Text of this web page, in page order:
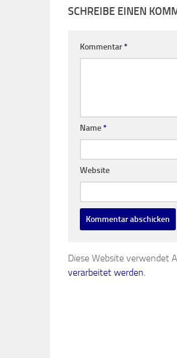
SCHREIBE EINEN
Kommentar*
Name*
Website
Diese Website verwendet
verarbeitet werden.